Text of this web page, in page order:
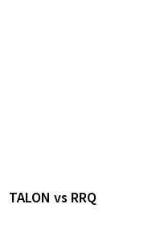
TALON vs RRQ